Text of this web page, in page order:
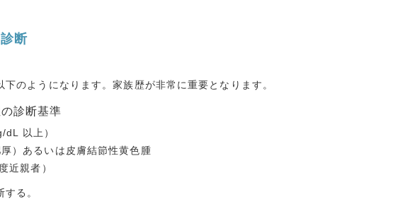
診断
のようになります。家族歴が非常に重要となります。
診断基準
以上）
）あるいは皮膚結節性黄色腫
近親者）
る。